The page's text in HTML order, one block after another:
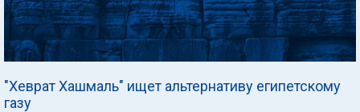
"Хеврат Хашмаль" ищет альтернативу египетскому
газу